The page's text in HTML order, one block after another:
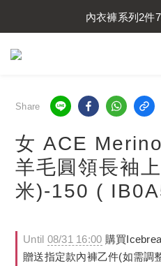
內衣褲系列2件
內衣褲系列2件
襪子系列2件
Share
女 ACE
羊毛圓領長袖
米)-150 (
Until 08/31 16:00 購買
贈送指定款內褲乙件(如需調